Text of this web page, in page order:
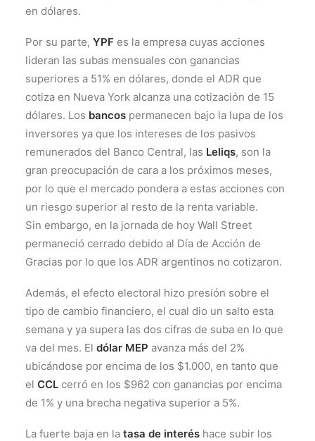
en dólares.
Por su parte, YPF es la empresa cuyas acciones
lideran las subas mensuales con ganancias
superiores a 51% en dólares, donde el ADR que
cotiza en Nueva York alcanza una cotización de 15
dólares. Los bancos permanecen bajo la lupa de los
inversores ya que los intereses de los pasivos
remunerados del Banco Central, las Leliqs, son la
gran preocupación de cara a los próximos meses,
por lo que el mercado pondera a estas acciones con
un riesgo superior al resto de la renta variable.
Sin embargo, en la jornada de hoy Wall Street
permaneció cerrado debido al Día de Acción de
Gracias por lo que los ADR argentinos no cotizaron.
Además, el efecto electoral hizo presión sobre el
tipo de cambio financiero, el cual dio un salto esta
semana y ya supera las dos cifras de suba en lo que
va del mes. El dólar MEP avanza más del 2%
ubicándose por encima de los $1.000, en tanto que
el CCL cerró en los $962 con ganancias por encima
de 1% y una brecha negativa superior a 5%.
La fuerte baja en la tasa de interés hace subir los